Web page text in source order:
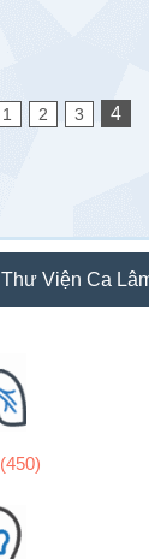
1 2 3 4
Thư Viện Ca
(450)